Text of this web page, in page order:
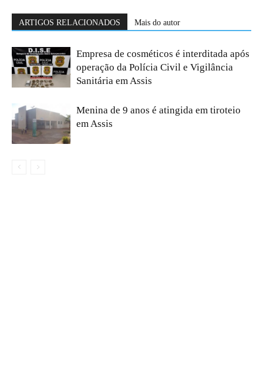
ARTIGOS RELACIONADOS Mais do autor
Empresa de cosméticos é interditada após
operação da Polícia Civil e Vigilância
Sanitária em Assis
Menina de 9 anos é atingida em tiroteio
em Assis